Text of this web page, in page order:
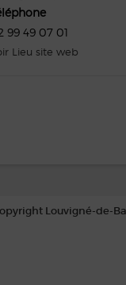
99 49 07 01
Lieu site web
Louvigné-de-